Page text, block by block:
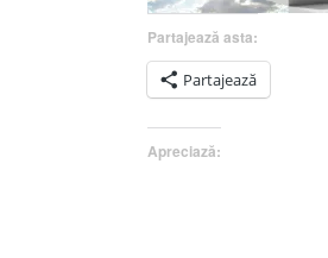
Partajează asta:
Partajează
Apreciază: